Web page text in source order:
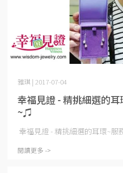
幸福見證 - 精挑細選的
~♫
雅琪 | 2017-07-04
幸福見證 - 精挑細選的耳環~
閱讀更多 ->